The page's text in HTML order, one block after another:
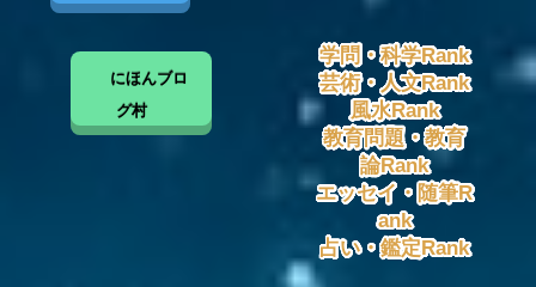
にほんブロ
グ村
学問・科学Rank
芸術・人文Rank
風水Rank
教育問題・教育
論Rank
エッセイ・随筆R
ank
占い・鑑定Rank